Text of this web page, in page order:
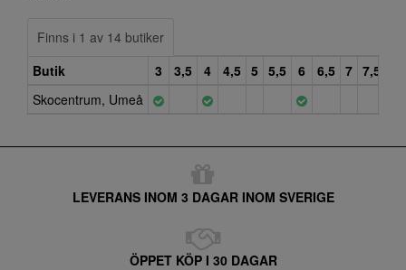
Finns i 1 av 14 butiker
Butik
3 3,5 4 4,5 5 5,5 6 6,5 7 7,5
Skocentrum, Umeå
LEVERANS INOM 3 DAGAR INOM SVERIGE
ÖPPET KÖP I 30 DAGAR